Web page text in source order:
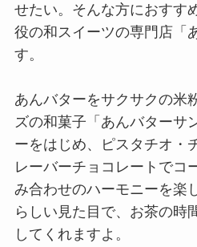
せたい。そんな方におすす
役の和スイーツの専門店「
す。
あんバターをサクサクの米
ズの和菓子「あんバターサ
ーをはじめ、ピスタチオ・
レーバーチョコレートでコ
み合わせのハーモニーを楽
らしい見た目で、お茶の時
してくれますよ。